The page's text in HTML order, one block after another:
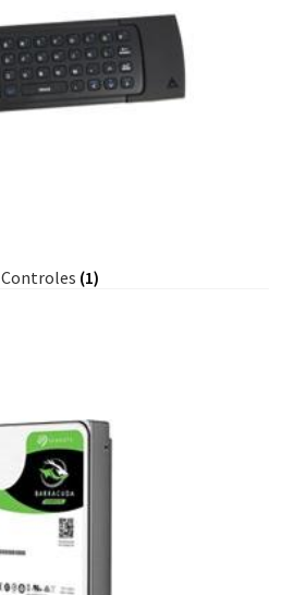
Controles (1)